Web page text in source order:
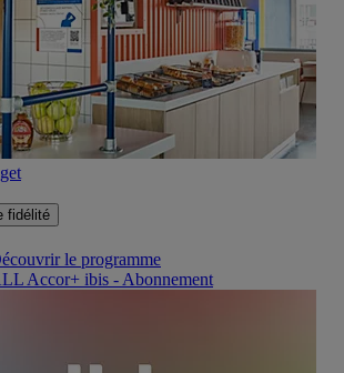
fidélité
le programme
Accor+ ibis - Abonnement